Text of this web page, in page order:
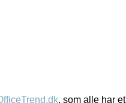
, som alle har et